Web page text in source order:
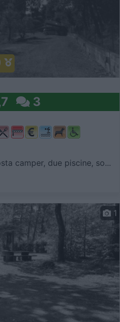
3
camper, due piscine, so...
1